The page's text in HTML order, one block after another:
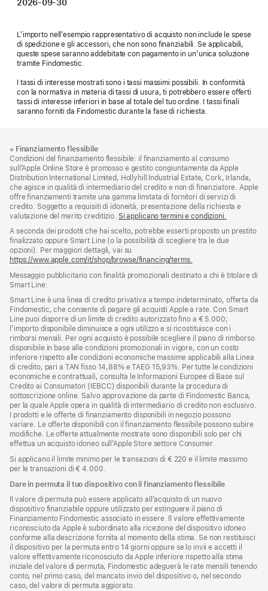
2026-09-30
L’importo nell’esempio rappresentativo di acquisto non include le spese
di spedizione e gli accessori, che non sono finanziabili. Se applicabili,
queste spese saranno addebitate con pagamento in un’unica soluzione
tramite Findomestic.
I tassi di interesse mostrati sono i tassi massimi possibili. In conformità
con la normativa in materia di tassi di usura, ti potrebbero essere offerti
tassi di interesse inferiori in base al totale del tuo ordine. I tassi finali
saranno forniti da Findomestic durante la fase di richiesta.
di
pagina
a
piè
di
pagina
※ Finanziamento flessibile
Condizioni del finanziamento flessibile: il finanziamento al consumo
sull’Apple Online Store è promosso e gestito congiuntamente da Apple
Distribution International Limited, Hollyhill Industrial Estate, Cork, Irlanda,
che agisce in qualità di intermediario del credito e non di finanziatore. Apple
offre finanziamenti tramite una gamma limitata di fornitori di servizi di
credito. Soggetto a requisiti di idoneità, presentazione della richiesta e
valutazione del merito creditizio. Si applicano termini e condizioni.
A seconda dei prodotti che hai scelto, potrebbe esserti proposto un prestito
finalizzato oppure Smart Line (o la possibilità di scegliere tra le due
opzioni). Per maggiori dettagli, vai su
https://www.apple.com/it/shop/browse/financing/terms.
Messaggio pubblicitario con finalità promozionali destinato a chi è titolare di
Smart Line:
Smart Line è una linea di credito privativa a tempo indeterminato, offerta da
Findomestic, che consente di pagare gli acquisti Apple a rate. Con Smart
Line puoi disporre di un limite di credito autorizzato fino a € 5.000;
l’importo disponibile diminuisce a ogni utilizzo e si ricostituisce con i
rimborsi mensili. Per ogni acquisto è possibile scegliere il piano di rimborso
disponibile in base alle condizioni promozionali in vigore, con un costo
inferiore rispetto alle condizioni economiche massime applicabili alla Linea
di credito, pari a TAN fisso 14,88% e TAEG 15,93%. Per tutte le condizioni
economiche e contrattuali, consulta le Informazioni Europee di Base sul
Credito ai Consumatori (IEBCC) disponibili durante la procedura di
sottoscrizione online. Salvo approvazione da parte di Findomestic Banca,
per la quale Apple opera in qualità di intermediario di credito non esclusivo.
I prodotti e le offerte di finanziamento disponibili in negozio possono
variare. Le offerte disponibili con il finanziamento flessibile possono subire
modifiche. Le offerte attualmente mostrate sono disponibili solo per chi
effettua un acquisto idoneo sull’Apple Store settore Consumer.
Si applicano il limite minimo per le transazioni di € 220 e il limite massimo
per le transazioni di € 4.000.
Dare in permuta il tuo dispositivo con il finanziamento flessibile
Il valore di permuta può essere applicato all’acquisto di un nuovo
dispositivo finanziabile oppure utilizzato per estinguere il piano di
Finanziamento Findomestic associato in essere. Il valore effettivamente
riconosciuto da Apple è subordinato alla ricezione del dispositivo idoneo
conforme alla descrizione fornita al momento della stima. Se non restituisci
il dispositivo per la permuta entro 14 giorni oppure se lo invii e accetti il
valore effettivamente riconosciuto da Apple inferiore rispetto alla stima
iniziale del valore di permuta, Findomestic adeguerà le rate mensili tenendo
conto, nel primo caso, del mancato invio del dispositivo o, nel secondo
caso, del valore di permuta aggiorato.